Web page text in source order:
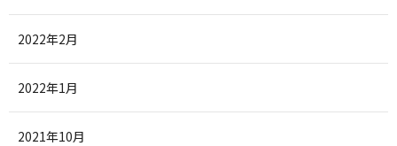
2022年2月
2022年1月
2021年10月